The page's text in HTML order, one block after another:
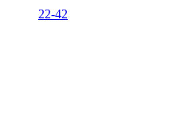
22-42